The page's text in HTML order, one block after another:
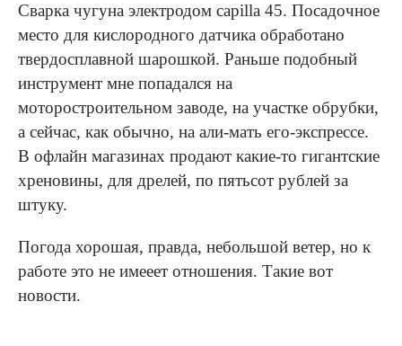
Сварка чугуна электродом capilla 45. Посадочное
место для кислородного датчика обработано
твердосплавной шарошкой. Раньше подобный
инструмент мне попадался на
моторостроительном заводе, на участке обрубки,
а сейчас, как обычно, на али-мать его-экспрессе.
В офлайн магазинах продают какие-то гигантские
хреновины, для дрелей, по пятьсот рублей за
штуку.
Погода хорошая, правда, небольшой ветер, но к
работе это не имееет отношения. Такие вот
новости.